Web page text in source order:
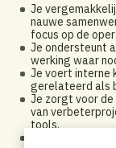
Je
nauwe
focus op de
Je ondersteunt
werking waar
Je voert interne
gerelateerd als
Je zorgt voor
van
tools.
Je staat in